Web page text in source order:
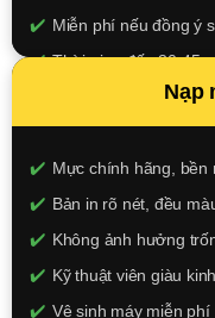
Miễn phí nếu đồng ý
Thời gian đến 30-45
Nạp
Mực chính hãng, bền
Bản in rõ nét, đều
Không ảnh hưởng
Kỹ thuật viên giàu
Vệ sinh máy miễn phí